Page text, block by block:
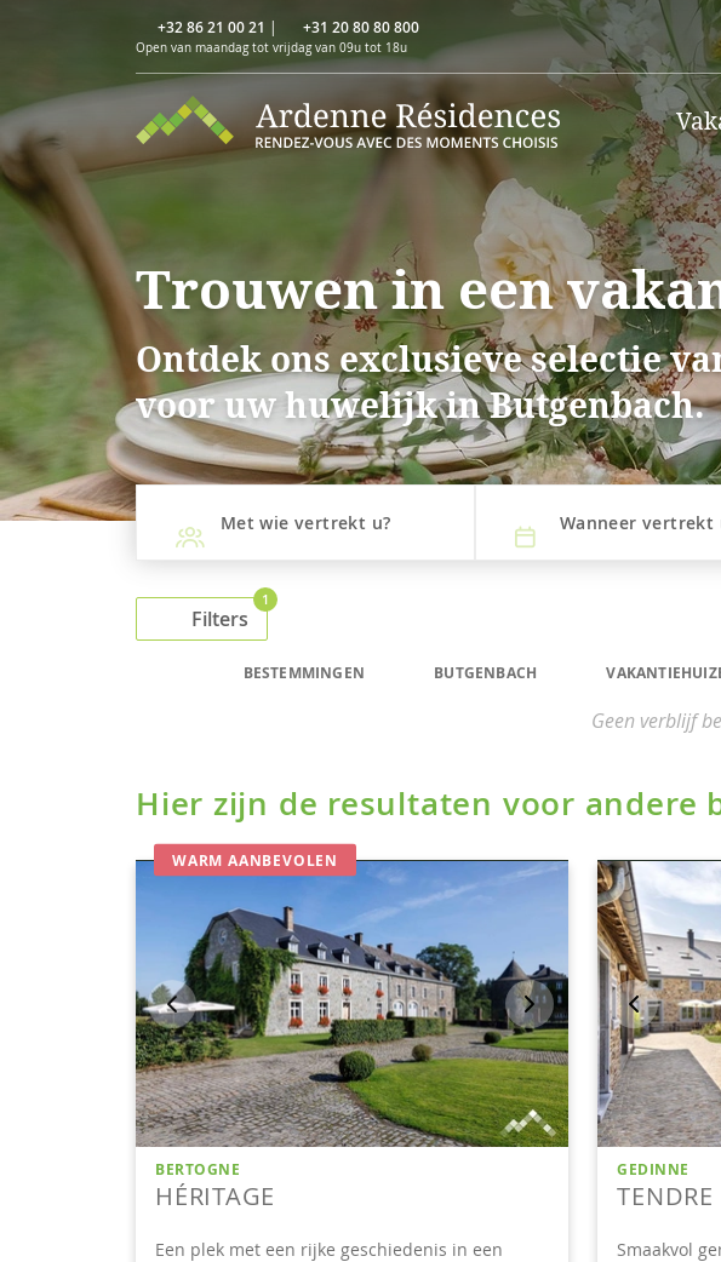
+32 86 21 00 21 | +31 20 80 80 800
Open van maandag tot vrijdag van 09u tot 18u
Trouwen in een
Ontdek ons exclusieve selectie
voor uw huwelijk in Butgenbach.
Met wie vertrekt u? Wanneer vertrekt
Filters
1
BESTEMMINGEN BUTGENBACH
Geen verblijf
Hier zijn de resultaten voor andere